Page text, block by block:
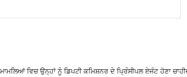
ਵਿਚ ਉਨ੍ਹਾਂ ਨੂੰ ਡਿਪਟੀ ਕਮਿਸ਼ਨਰ ਦੇ ਪ੍ਰਿੰਸੀਪਲ ਏਜੰਟ ਹੋਣਾ